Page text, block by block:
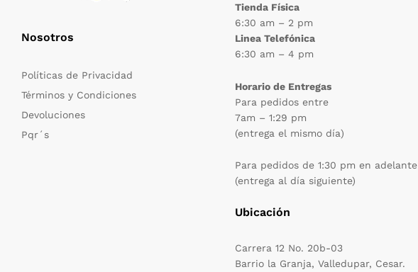
Nosotros
Políticas de Privacidad
Términos y Condiciones
Devoluciones
Pqr´s
Tienda Física
6:30 am – 2 pm
Linea Telefónica
6:30 am – 4 pm
Horario de Entregas
Para pedidos entre
7am – 1:29 pm
(entrega el mismo día)
Para pedidos de 1:30 pm en adelante
(entrega al día siguiente)
Ubicación
Carrera 12 No. 20b-03
Barrio la Granja, Valledupar, Cesar.